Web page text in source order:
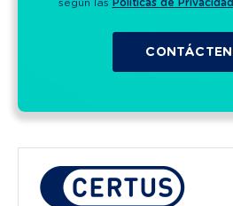
según las Políticas de Privacidad